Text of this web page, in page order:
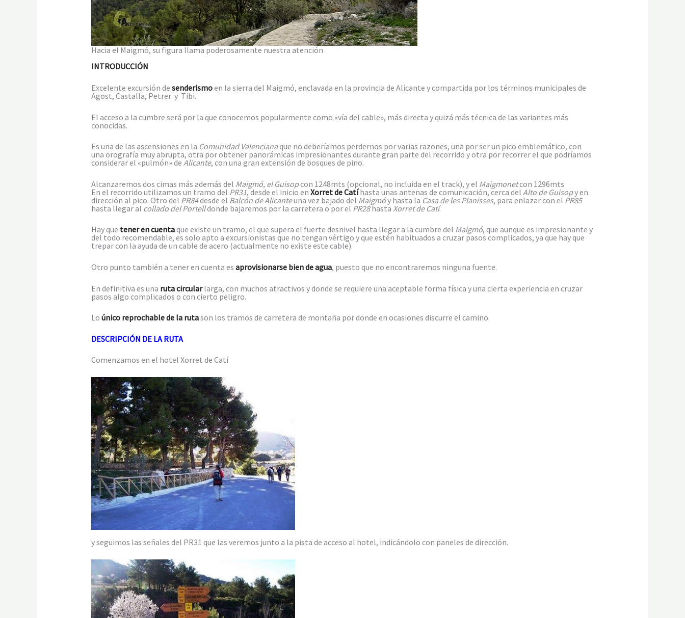
Hacia el Maigmó, su figura llama poderosamente nuestra atención
INTRODUCCIÓN
Excelente excursión de senderismoen la sierra del Maigmó, enclavada en la provincia de Alicante y compartida por los términos municipales de
Agost, Castalla, Petrer y Tibi.
El acceso a la cumbre será por la que conocemos popularmente como «vía del cable», más directa y quizá más técnica de las variantes más
conocidas.
Es una de las ascensiones en la Comunidad Valencianaque no deberíamos perdernos por varias razones, una por ser un pico emblemático, con
una orografía muy abrupta, otra por obtener panorámicas impresionantes durante gran parte del recorrido y otra por recorrer el que podríamos
considerar el «pulmón» de Alicante, con una gran extensión de bosques de pino.
Alcanzaremos dos cimas más además del Maigmó, el Guisopcon 1248mts (opcional, no incluida en el track), y el Maigmonetcon 1296mts
En el recorrido utilizamos un tramo del PR31, desde el inicio en Xorret de Catíhasta unas antenas de comunicación, cerca del Alto de Guisopy en
dirección al pico. Otro del PR84desde el Balcón de Alicanteuna vez bajado del Maigmóy hasta la Casa de les Planisses, para enlazar con el PR85
hasta llegar al collado del Portelldonde bajaremos por la carretera o por el PR28hasta Xorret de Catí.
Hay que tener en cuentaque existe un tramo, el que supera el fuerte desnivel hasta llegar a la cumbre del Maigmó, que aunque es impresionante y
del todo recomendable, es solo apto a excursionistas que no tengan vértigo y que estén habituados a cruzar pasos complicados, ya que hay que
trepar con la ayuda de un cable de acero (actualmente no existe este cable).
Otro punto también a tener en cuenta es aprovisionarse bien de agua, puesto que no encontraremos ninguna fuente.
En definitiva es una ruta circularlarga, con muchos atractivos y donde se requiere una aceptable forma física y una cierta experiencia en cruzar
pasos algo complicados o con cierto peligro.
Lo único reprochable de la rutason los tramos de carretera de montaña por donde en ocasiones discurre el camino.
DESCRIPCIÓN DE LA RUTA
Comenzamos en el hotel Xorret de Catí
y seguimos las señales del PR31 que las veremos junto a la pista de acceso al hotel, indicándolo con paneles de dirección.